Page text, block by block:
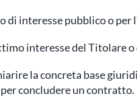
di interesse pubblico o
interesse del Titolare o
la concreta base
concludere un contratto.